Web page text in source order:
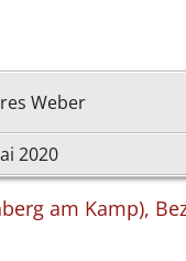
Weber
2020
am Kamp),